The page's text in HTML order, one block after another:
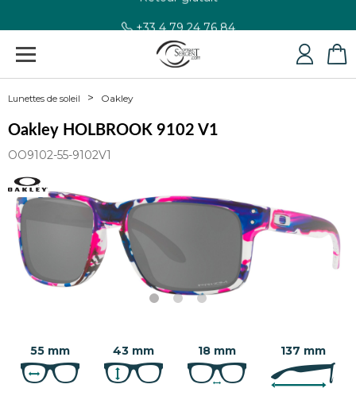
+33 4 79 24 76 84
Lunettes de soleil Oakley
Oakley HOLBROOK 9102 V1
OO9102-55-9102V1
55 mm 43 mm 18 mm 137 mm